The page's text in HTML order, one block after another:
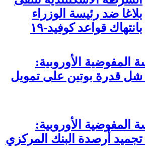
بلاغا ضد رئيسة الوزراء
بانتهاك قواعد كوفيد-١٩
المفوضية الأوروبية:
قدرة بوتين على تمويل
المفوضية الأوروبية:
أرصدة البنك المركزي